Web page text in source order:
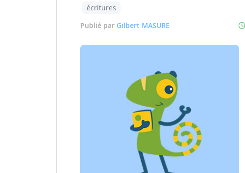
écritures
Publié par Gilbert MASURE